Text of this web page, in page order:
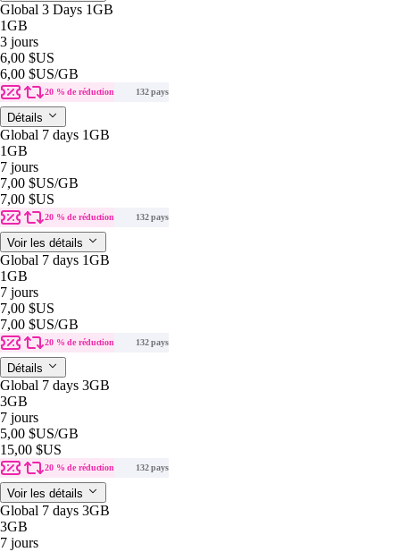
Global 3 Days 1GB
1GB
3 jours
6,00 $US
6,00 $US/GB
20 % de réduction 132 pays
Détails
Global 7 days 1GB
1GB
7 jours
7,00 $US/GB
7,00 $US
20 % de réduction 132 pays
Voir les détails
Global 7 days 1GB
1GB
7 jours
7,00 $US
7,00 $US/GB
20 % de réduction 132 pays
Détails
Global 7 days 3GB
3GB
7 jours
5,00 $US/GB
15,00 $US
20 % de réduction 132 pays
Voir les détails
Global 7 days 3GB
3GB
7 jours